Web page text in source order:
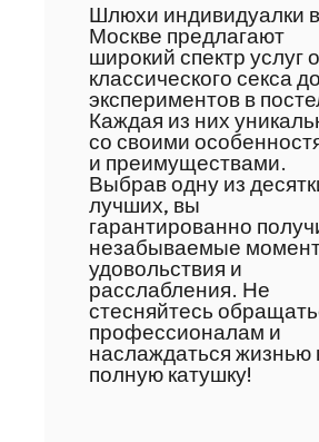
Шлюхи индивидуалки в
Москве предлагают
широкий спектр услуг
классического секса до
экспериментов в
Каждая из них
со своими
и преимуществами.
Выбрав одну из
лучших, вы
гарантированно
незабываемые
удовольствия и
расслабления. Не
стесняйтесь
профессионалам и
наслаждаться жизнью
полную катушку!